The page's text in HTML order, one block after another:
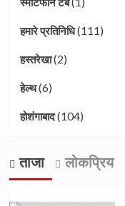
हमारे प्रतिनिधि(111)
हस्तरेखा(2)
हेल्थ(6)
होशंगाबाद(104)
ताजा लोकप्रिय